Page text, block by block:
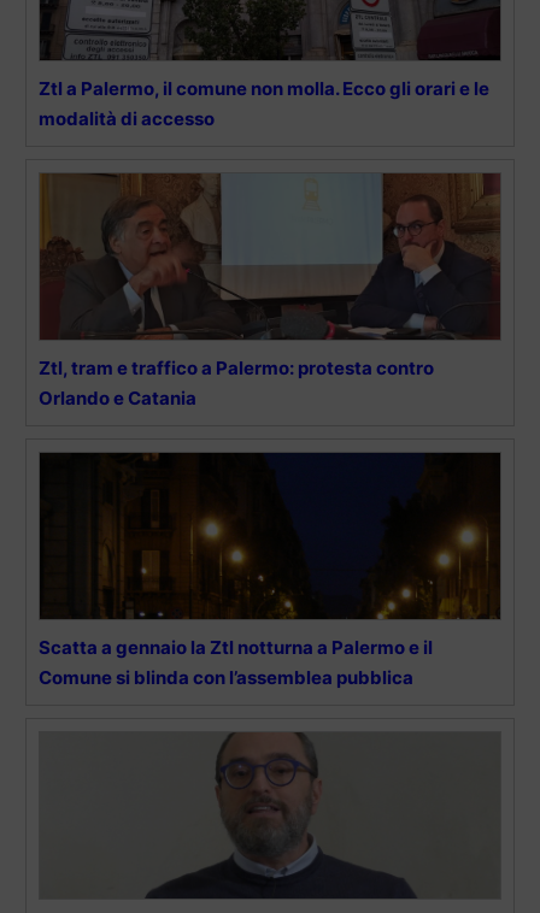
Ztl a Palermo, il comune non molla. Ecco gli orari e le
modalità di accesso
Ztl, tram e traffico a Palermo: protesta contro
Orlando e Catania
Scatta a gennaio la Ztl notturna a Palermo e il
Comune si blinda con l’assemblea pubblica